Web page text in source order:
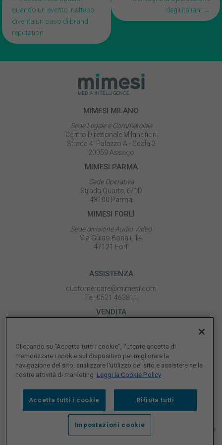
navigation
quando un evento inatteso
diventa un caso di brand
reputation
degli italiani →
MIMESI MILANO
Sede Legale e Commerciale
Centro Direzionale Milanofiori
Strada 4, Palazzo A - Scala 2
20059 Assago
MIMESI PARMA
Sede Operativa
Strada Quarta, 6/1D
43100 Parma
MIMESI FORLÌ
Sede divisione Audio Video
Via Guido Bonali, 14
47121 Forlì
ASSISTENZA
customercare@mimesi.com
Tel. 0521 463811
VENDITA
SEGUICI SUI NOSTRI SOCIAL
© 2026 MIMESI P.IVA 02161300344 |Whistleblowing |M.O ex D. Lgs. 231/01
Privacy
Policy|Cookie Policy
Cliccando su “Accetta tutti i cookie”, l'utente accetta di
memorizzare i cookie sul dispositivo per migliorare la
navigazione del sito, analizzare l'utilizzo del sito e assistere nelle
nostre attività di marketing. Leggi la Cookie Policy
Accetta tutti i cookie Rifiuta tutti
Impostazioni cookie